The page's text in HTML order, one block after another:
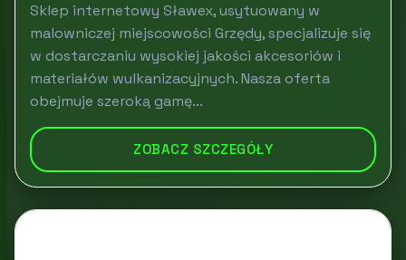
Sklep internetowy Sławex, usytuowany w
malowniczej miejscowości Grzędy, specjalizuje się
w dostarczaniu wysokiej jakości akcesoriów i
materiałów wulkanizacyjnych. Nasza oferta
obejmuje szeroką gamę...
ZOBACZ SZCZEGÓŁY